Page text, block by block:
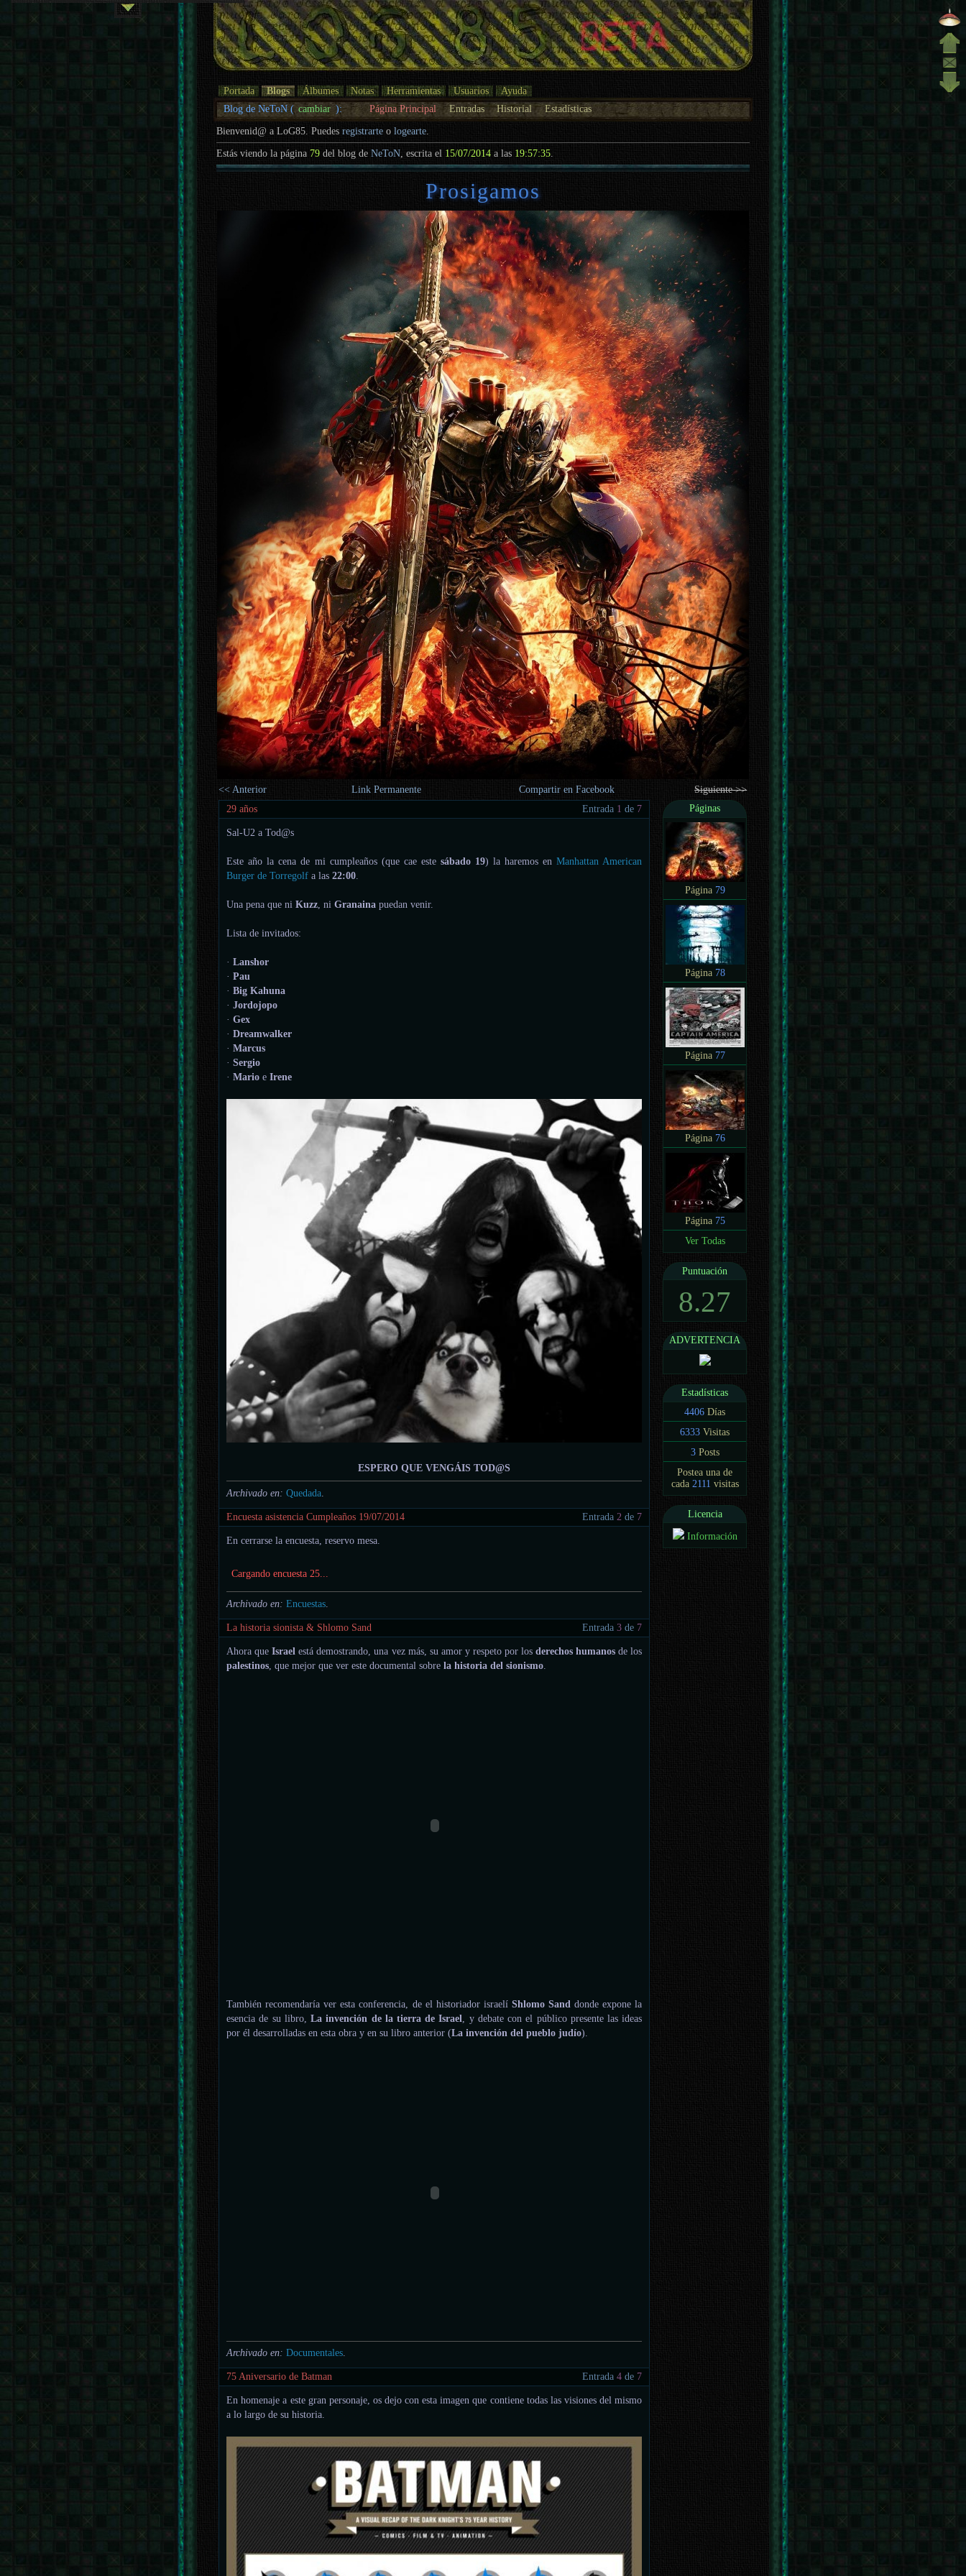
Portada Blogs Álbumes Notas Herramientas Usuarios
Ayuda
Blog de NeToN ( cambiar ): Página Principal Entradas Historial Estadísticas
Bienvenid@ a LoG85. Puedesregistrarte ologearte.
Estás viendo la página 79 del blog deNeToN , escrita el 15/07/2014 a las 19:57:35
Prosigamos
<< Anterior Link Permanente Compartir en Facebook
Siguiente >>
29 años
Entrada 1 de 7
Sal-U2 a Tod@s
Este año la cena de mi cumpleaños (que cae este sábado 19) la haremos enManhattan American
Burger de Torregolf a las22:00
Una pena que niKuzz , niGranaina puedan venir.
Lista de invitados:
·Lanshor
·Pau
·Big Kahuna
·Jordojopo
·Gex
·Dreamwalker
·Marcus
·Sergio
·Mario eIrene
ESPERO QUE VENGÁIS TOD@S
Archivado en: Quedada
Encuesta asistencia Cumpleaños 19/07/2014 Entrada 2 de 7
En cerrarse la encuesta, reservo mesa.
Cargando encuesta 25...
Archivado en: Encuestas
La historia sionista & Shlomo Sand Entrada3 de 7
Ahora queIsrael está demostrando, una vez más, su amor y respeto por losderechos humanos de los
palestinos , que mejor que ver este documental sobrela historia del sionismo
También recomendaría ver esta conferencia, de el historiador israelí Shlomo Sand donde expone la
esencia de su libro,La invención de la tierra de Israel
, y debate con el público presente las ideas
por él desarrolladas en esta obra y en su libro anterior (La invención del pueblo judío).
Archivado en: Documentales.
75 Aniversario de Batman Entrada4 de 7
En homenaje a este gran personaje, os dejo con esta imagen que contiene todas las visiones del mismo
a lo largo de su historia.
Páginas
Página 79
Página 78
Página 77
Página 76
Página 75
Ver Todas
Puntuación
8.27
ADVERTENCIA
Estadísticas
4406 Días
6333 Visitas
3Posts
Postea una de
cada 2111 visitas
Licencia
Información